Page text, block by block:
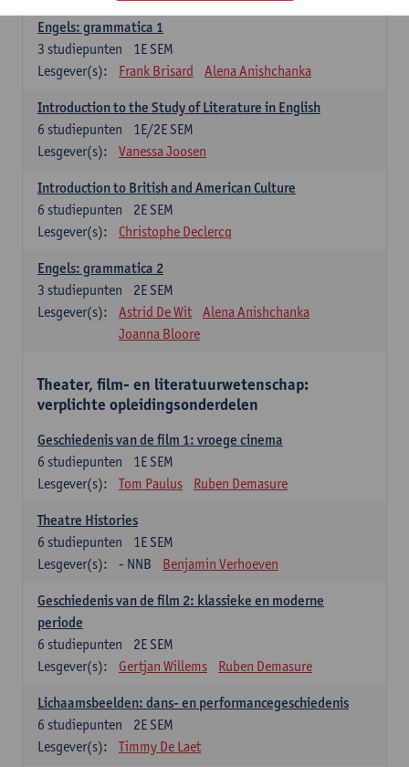
Engels: grammatica 1
1E SEM
3 studiepunten
Lesgever(s):
Frank Brisard Alena Anishchanka
Introduction to the Study of Literature in English
1E/2E SEM
6 studiepunten
Lesgever(s):
Vanessa Joosen
Introduction to British and American Culture
2E SEM
6 studiepunten
Lesgever(s):
Christophe Declercq
Engels: grammatica 2
2E SEM
3 studiepunten
Lesgever(s):
Astrid De Wit
Alena Anishchanka
Joanna Bloore
Theater, film- en literatuurwetenschap:
verplichte opleidingsonderdelen
Geschiedenis van de film 1: vroege cinema
1E SEM
6 studiepunten
Lesgever(s):
Tom Paulus Ruben Demasure
Theatre Histories
1E SEM
6 studiepunten
Lesgever(s):
- NNB Benjamin Verhoeven
Geschiedenis van de film 2: klassieke en moderne
periode
2E SEM
6 studiepunten
Lesgever(s):
Gertjan Willems Ruben Demasure
Lichaamsbeelden: dans- en performancegeschiedenis
2E SEM
6 studiepunten
Lesgever(s):
Timmy De Laet